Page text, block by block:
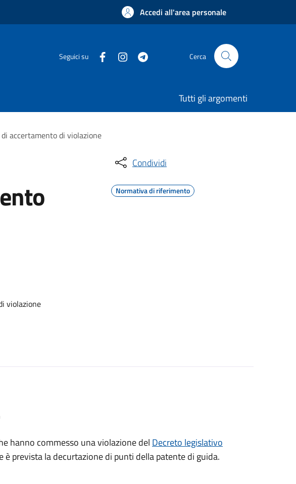
Accedi all'area personale
Seguici su Cerca
Tutti gli argomenti
accertamento di violazione
violazione
Condividi
Normativa di riferimento
hanno commesso una violazione del Decreto legislativo
è prevista la decurtazione di punti della patente di guida.